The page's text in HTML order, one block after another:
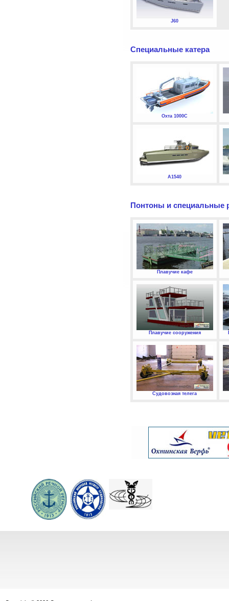
J60
Специальные катера
Охта 1000С
А1540
Понтоны и специальные
Плавучие кафе
Плавучие сооружения
Судовозная телега